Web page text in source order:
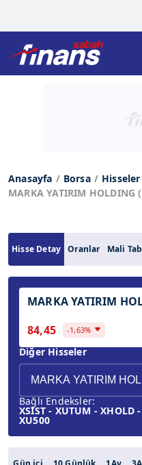
Anasayfa Borsa
Hisseler
MARKA YATIRIM HOLDING
Hisse Detay Oranlar Mali
MARKA YATIRIM
84,45
-1,63%
Diğer Hisseler
Bağlı Endeksler:
XSIST - XUTUM - XHOLD
XU500